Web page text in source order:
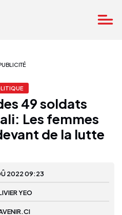
49 soldats
Les femmes
de la lutte
2022 09:23
YEO